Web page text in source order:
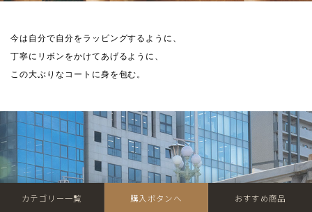
今は自分で自分をラッピングするように、
丁寧にリボンをかけてあげるように、
この大ぶりなコートに身を包む。
カテゴリー一覧 購入ボタンへ おすすめ商品